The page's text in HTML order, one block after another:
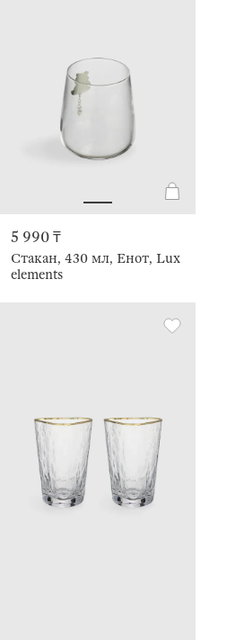
5 990 ₸
Стакан, 430 мл, Енот, Lux
elements